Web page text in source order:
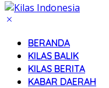
BERANDA
KILAS BALIK
KILAS BERITA
KABAR DAERAH